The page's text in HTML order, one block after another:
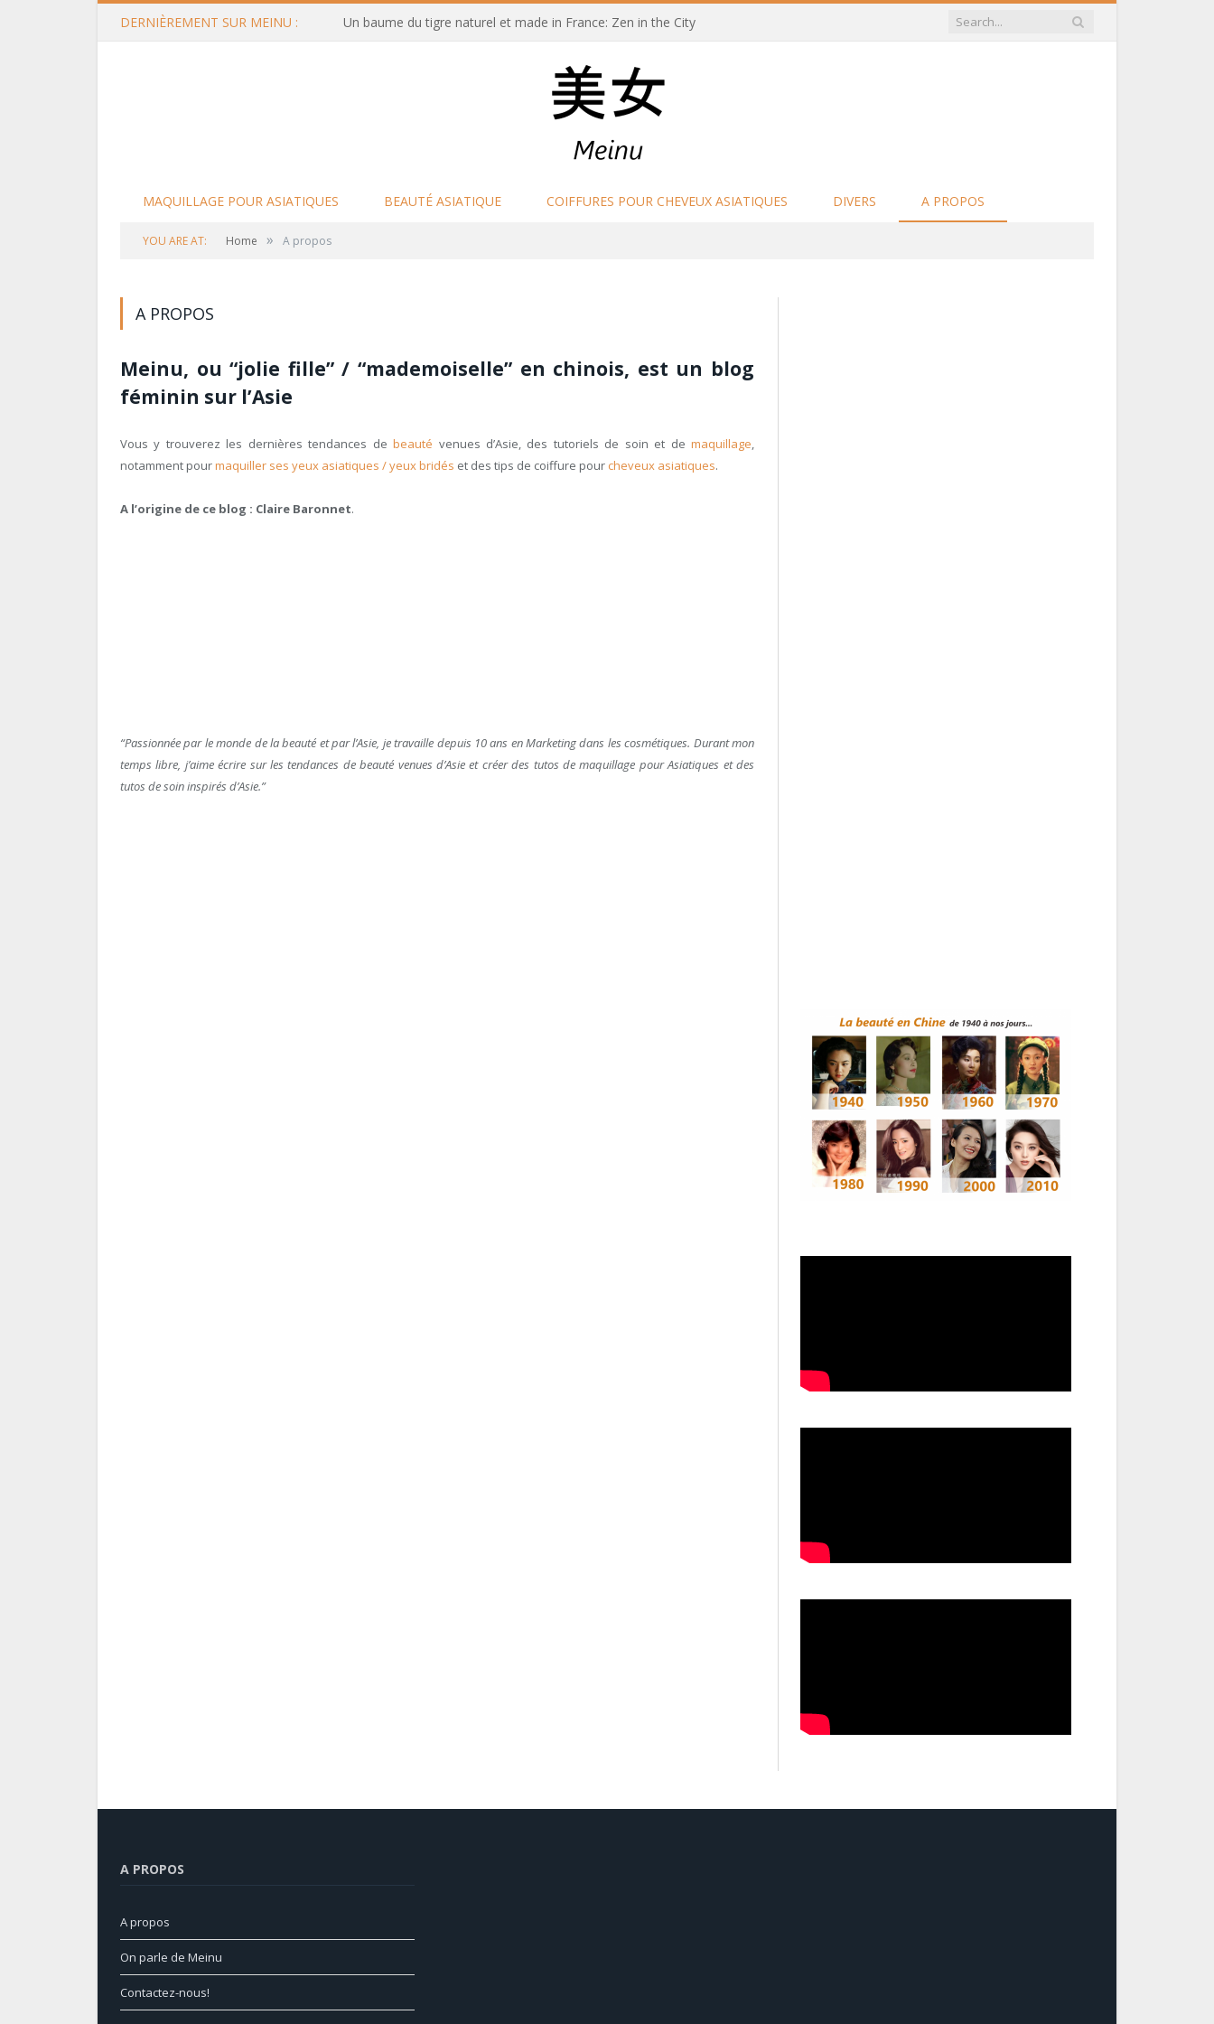
DERNIÈREMENT SUR MEINU : Un baume du tigre naturel et made in France: Zen in the City
MAQUILLAGE POUR ASIATIQUES BEAUTÉ ASIATIQUE COIFFURES POUR CHEVEUX ASIATIQUES DIVERS A PROPOS
YOU ARE AT: Home » A propos
A PROPOS
Meinu, ou “jolie fille” / “mademoiselle” en chinois, est un blog
féminin sur l’Asie
Vous y trouverez les dernières tendances debeauté venues d’Asie, des tutoriels de soin et de maquillage,
notamment pourmaquiller ses yeux asiatiques / yeux bridés et des tips de coiffure pour cheveux asiatiques.
A l’origine de ce blog : Claire Baronnet.
“Passionnée par le monde de la beauté et par l’Asie, je travaille depuis 10 ans en Marketing dans les cosmétiques. Durant mon
temps libre, j’aime écrire sur les tendances de beauté venues d’Asie et créer des tutos de maquillage pour Asiatiques et des
tutos de soin inspirés d’Asie.”
A PROPOS
A propos
On parle de Meinu
Contactez-nous!